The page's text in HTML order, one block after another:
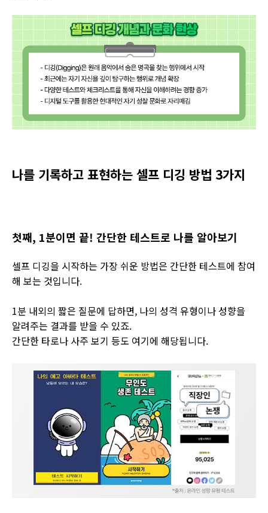
나를 기록하고 표현하는 셀프 디깅 방법 3가지
첫째, 1분이면 끝! 간단한 테스트로 나를 알아보기
셀프 디깅을 시작하는 가장 쉬운 방법은 간단한 테스트에 참여
해 보는 것입니다.
1분 내외의 짧은 질문에 답하면, 나의 성격 유형이나 성향을
알려주는 결과를 받을 수 있죠.
간단한 타로나 사주 보기 등도 여기에 해당됩니다.